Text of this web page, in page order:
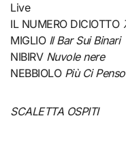
Live
IL NUMERO DICIOTTO
MIGLIO Il Bar Sui Binari
NIBIRV Nuvole nere
NEBBIOLO Più Ci Penso
SCALETTA OSPITI